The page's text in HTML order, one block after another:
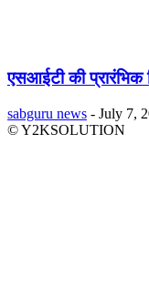
एसआईटी की प्रारंभिक
sabguru news - July 7,
© Y2KSOLUTION